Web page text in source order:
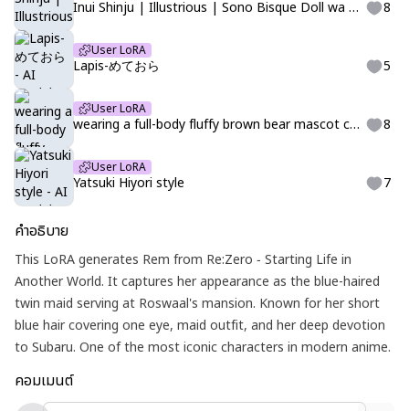
Inui Shinju | Illustrious | Sono Bisque Doll wa Koi wo Suru | LittleJelly 8
User LoRA
Lapis-めておら 5
User LoRA
wearing a full-body fluffy brown bear mascot costume, kigurumi,クマの着ぐるみ 8
User LoRA
Yatsuki Hiyori style 7
คำอธิบาย
This LoRA generates Rem from Re:Zero − Starting Life in
Another World. It captures her appearance as the blue-haired
twin maid serving at Roswaal's mansion. Known for her short
blue hair covering one eye, maid outfit, and her deep devotion
to Subaru. One of the most iconic characters in modern anime.
คอมเมนต์